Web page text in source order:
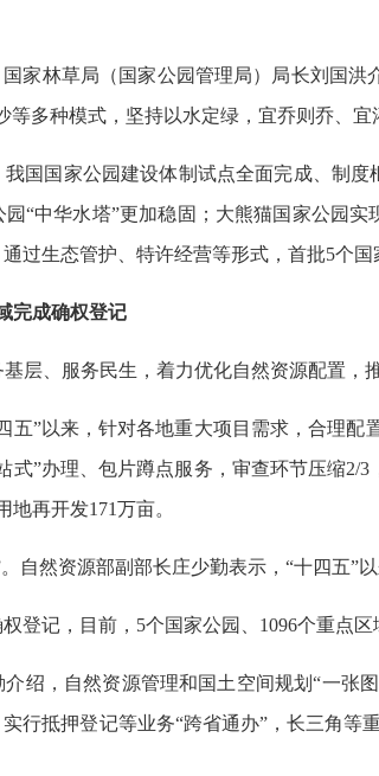
家林草局（国家公园管理局）局长刘国
等多种模式，坚持以水定绿，宜乔则乔、
国国家公园建设体制试点全面完成、制
“中华水塔”更加稳固；大熊猫国家公园
生态管护、特许经营等形式，首批5个
完成确权登记
基层、服务民生，着力优化自然资源配置，
五”以来，针对各地重大项目需求，合理配
式”办理、包片蹲点服务，审查环节压缩
再开发171万亩。
自然资源部副部长庄少勤表示，“十四五”
登记，目前，5个国家公园、1096个重点
绍，自然资源管理和国土空间规划“一张
行抵押登记等业务“跨省通办”，长三角等